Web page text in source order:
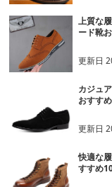
上質な
ード靴
更新日
カジュ
おすす
更新日
快適な
すすめ